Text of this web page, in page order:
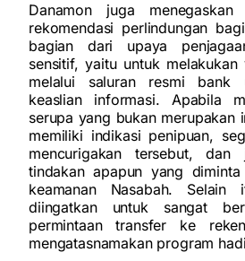
Danamon juga menegaskan
rekomendasi perlindungan
bagian dari upaya
sensitif, yaitu untuk
melalui saluran resmi bank
keaslian informasi. Apabila
serupa yang bukan merupakan
memiliki indikasi penipuan,
mencurigakan tersebut, dan
tindakan apapun yang
keamanan Nasabah. Selain
diingatkan untuk sangat
permintaan transfer ke
mengatasnamakan program